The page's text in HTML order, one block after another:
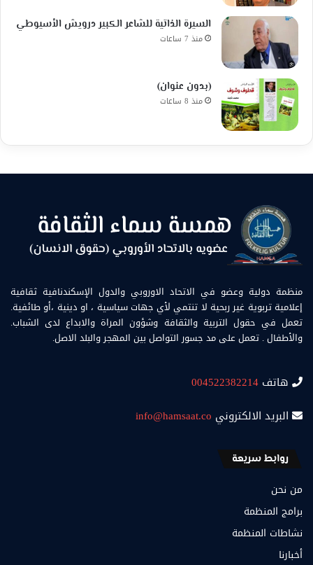
السيرة الذاتية للشاعر الكبير درويش الأسيوطي
منذ 7 ساعات
(بدون عنوان)
منذ 8 ساعات
منظمة دولية وعضو في الاتحاد الاوروبي والدول الإسكندنافية ثقافية
إعلامية تربوية غير ربحية لا تنتمي لأي جهات سياسية ، او دينية ،أو طائفية.
تعمل في حقول التربية والثقافة وشؤون المراة والابداع لدى الشباب.
والأطفال . تعمل على مد جسور التواصل بين المهجر والبلد الاصل.
هاتف 004522382214
البريد الالكتروني info@hamsaat.co
روابط سريعة
من نحن
برامج المنظمة
نشاطات المنظمة
أخبارنا